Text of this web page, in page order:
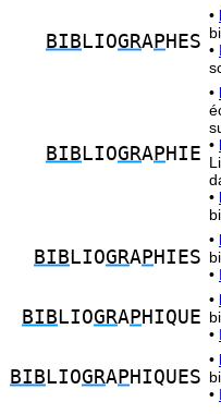
BIB LIOGRAP HES
•
•
BIB LIOGRAP HIE
•
•
•
BIB LIOGRAP HIES
•
•
BIB LIOGRAP HIQUE
•
•
BIB LIOGRAP HIQUES
•
•